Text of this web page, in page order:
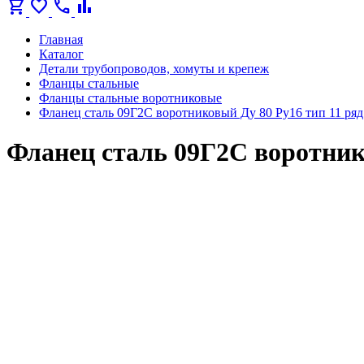
shopping_cart favorite call bar_chart
Главная
Каталог
Детали трубопроводов, хомуты и крепеж
Фланцы стальные
Фланцы стальные воротниковые
Фланец сталь 09Г2С воротниковый Ду 80 Ру16 тип 11
Фланец сталь 09Г2С